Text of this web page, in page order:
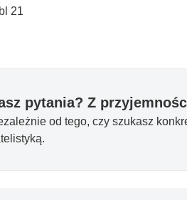
21
pytania? Z
od tego, czy szukasz